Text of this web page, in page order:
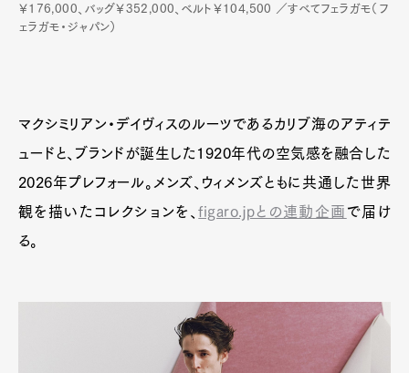
￥176,000、バッグ￥352,000、ベルト￥104,500 ／すべてフェラガモ（フ
ェラガモ・ジャパン）
マクシミリアン・デイヴィスのルーツであるカリブ海のアティテ
ュードと、ブランドが誕生した1920年代の空気感を融合した
2026年プレフォール。メンズ、ウィメンズともに共通した世界
観を描いたコレクションを、figaro.jpとの連動企画 で届け
る。